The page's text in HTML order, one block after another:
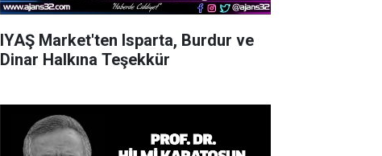
IYAŞ Market'ten Isparta, Burdur ve
Dinar Halkına Teşekkür